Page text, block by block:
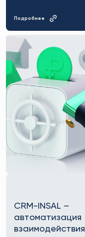
Подробнее
CRM-INSAL –
автоматизация
взаимодействия